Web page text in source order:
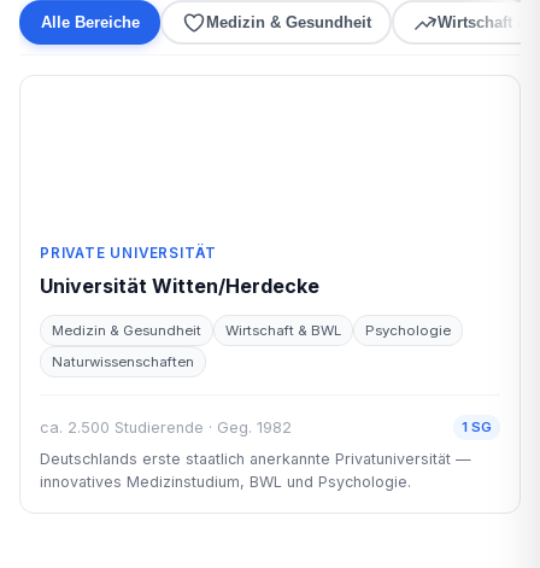
Alle Bereiche Medizin & Gesundheit Wirtschaft &
PRIVATE UNIVERSITÄT
Universität Witten/Herdecke
Medizin & Gesundheit Wirtschaft & BWL
Psychologie
Naturwissenschaften
ca. 2.500 Studierende · Geg. 1982 1 SG
Deutschlands erste staatlich anerkannte Privatuniversität —
innovatives Medizinstudium, BWL und Psychologie.